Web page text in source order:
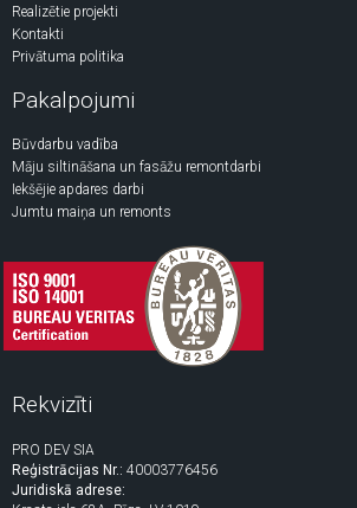
Realizētie projekti
Kontakti
Privātuma politika
Pakalpojumi
Būvdarbu vadība
Māju siltināšana un fasāžu remontdarbi
Iekšējie apdares darbi
Jumtu maiņa un remonts
Rekvizīti
PRO DEV SIA
Reģistrācijas Nr.: 40003776456
Juridiskā adrese: